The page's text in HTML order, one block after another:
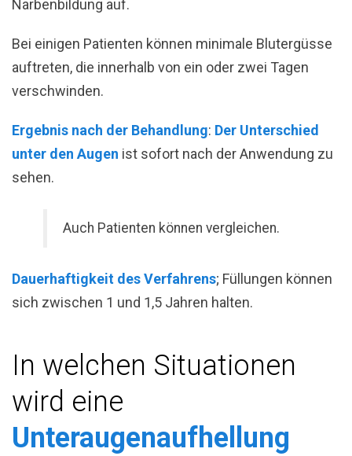
Narbenbildung auf.
Bei einigen Patienten können minimale Blutergüsse
auftreten, die innerhalb von ein oder zwei Tagen
verschwinden.
Ergebnis nach der Behandlung: Der Unterschied
unter den Augen ist sofort nach der Anwendung zu
sehen.
Auch Patienten können vergleichen.
Dauerhaftigkeit des Verfahrens; Füllungen können
sich zwischen 1 und 1,5 Jahren halten.
In welchen Situationen
wird eine
Unteraugenaufhellung